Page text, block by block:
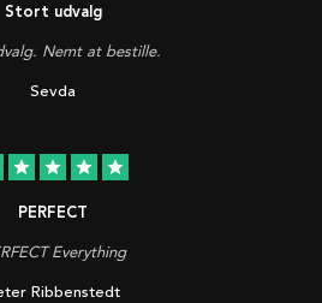
Stort udvalg
Nemt at bestille.
Sevda
star star star star
PERFECT
Everything
Ribbenstedt